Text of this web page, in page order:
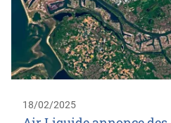
18/02/2025